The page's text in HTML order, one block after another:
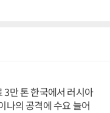
만 톤 한국에서 러시아
나의 공격에 수요 늘어